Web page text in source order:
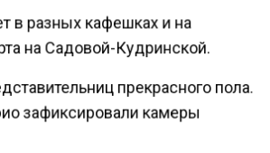
в разных кафешках и на
на Садовой-Кудринской.
прекрасного пола.
зафиксировали камеры